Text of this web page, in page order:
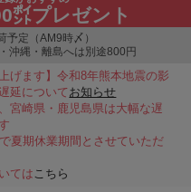
㌽プレゼント
予定（AM9時〆）
沖縄・離島へは別途800円
げます】令和8年熊本地震の影
延についてお知らせ
宮崎県・鹿児島県は大幅な遅
夏期休業期間とさせていただ
てはこちら